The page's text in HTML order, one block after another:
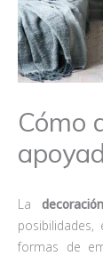
Cómo
La
formas de